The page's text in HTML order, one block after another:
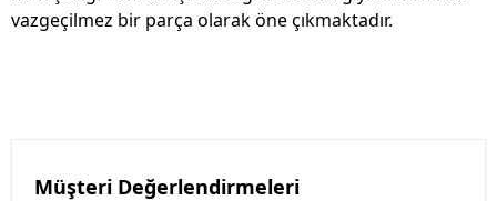
vazgeçilmez bir parça olarak öne çıkmaktadır.
Müşteri Değerlendirmeleri